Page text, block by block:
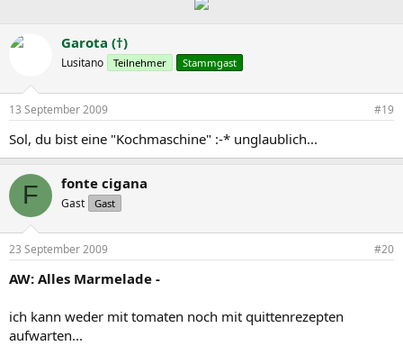
Garota (†)
Lusitano Teilnehmer Stammgast
13 September 2009 #19
Sol, du bist eine "Kochmaschine" :-* unglaublich...
F fonte cigana
Gast Gast
23 September 2009 #20
AW: Alles Marmelade -
ich kann weder mit tomaten noch mit quittenrezepten
aufwarten...